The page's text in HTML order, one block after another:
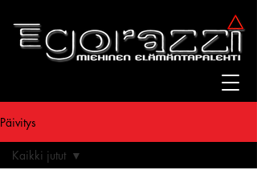
Päivitys
Kaikki jutut